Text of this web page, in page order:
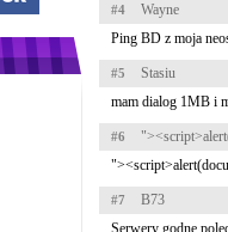
#4
Wayne
Ping BD z moja
#5
Stasiu
mam dialog 1MB i
#6
#7
B73
Serwery godne